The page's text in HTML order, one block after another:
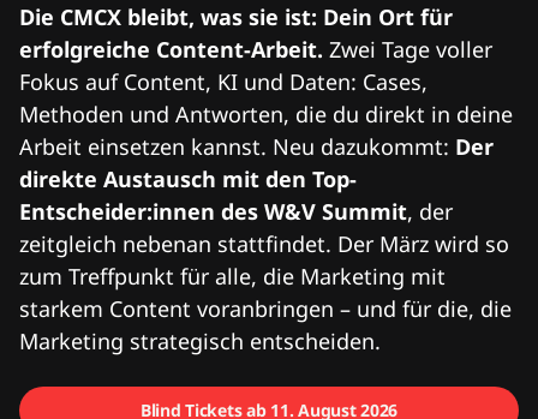
Die CMCX bleibt, was sie ist: Dein Ort für
erfolgreiche Content-Arbeit. Zwei Tage voller
Fokus auf Content, KI und Daten: Cases,
Methoden und Antworten, die du direkt in deine
Arbeit einsetzen kannst. Neu dazukommt: Der
direkte Austausch mit den Top-
Entscheider:innen des W&V Summit, der
zeitgleich nebenan stattfindet. Der März wird so
zum Treffpunkt für alle, die Marketing mit
starkem Content voranbringen – und für die, die
Marketing strategisch entscheiden.
Blind Tickets ab 11. August 2026